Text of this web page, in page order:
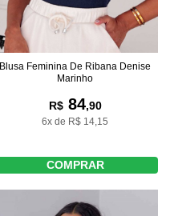
Blusa Feminina De Ribana Denise
Marinho
R$84,90
6x de R$ 14,15
COMPRAR